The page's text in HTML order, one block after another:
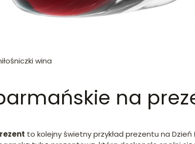
wina
na
to kolejny świetny przykład prezentu na